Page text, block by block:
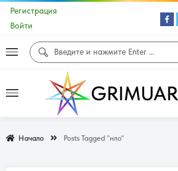
Регистрация
Войти
Начало Posts Tagged "нло"